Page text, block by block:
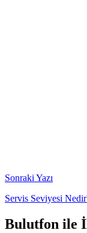
Sonraki Yazı
Servis Seviyesi
Bulutfon ile